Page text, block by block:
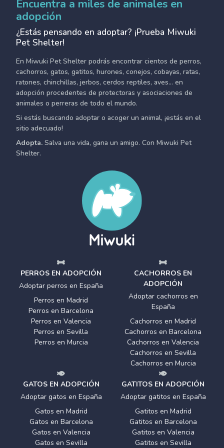
Encuentra a miles de animales en
adopción
¿Estás pensando en adoptar? ¡Prueba Miwuki
Pet Shelter!
En Miwuki Pet Shelter podrás encontrar cientos de perros,
cachorros, gatos, gatitos, hurones, conejos, cobayas, ratas,
ratones, chinchillas, jerbos, cerdos reptiles, aves... en
adopción procedentes de protectoras y asociaciones de
animales o perreras de todo el mundo.
Si estás buscando adoptar o acoger un animal, ¡estás en el
sitio adecuado!
Adopta. Salva una vida, gana un amigo. Con Miwuki Pet
Shelter.
PERROS EN ADOPCIÓN
Adoptar perros en España
Perros en Madrid
Perros en Barcelona
Perros en Valencia
Perros en Sevilla
Perros en Murcia
CACHORROS EN
ADOPCIÓN
Adoptar cachorros en
España
Cachorros en Madrid
Cachorros en Barcelona
Cachorros en Valencia
Cachorros en Sevilla
Cachorros en Murcia
GATOS EN ADOPCIÓN
Adoptar gatos en España
Gatos en Madrid
Gatos en Barcelona
Gatos en Valencia
Gatos en Sevilla
GATITOS EN ADOPCIÓN
Adoptar gatitos en España
Gatitos en Madrid
Gatitos en Barcelona
Gatitos en Valencia
Gatitos en Sevilla